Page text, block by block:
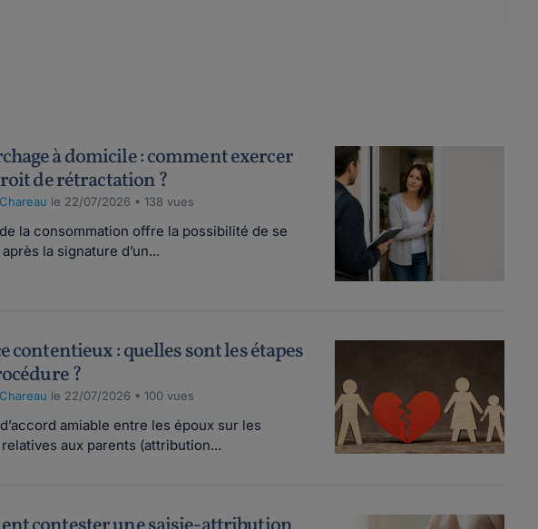
à domicile : comment exercer
de rétractation ?
le 22/07/2026 • 138 vues
la consommation offre la possibilité de se
la signature d’un...
contentieux : quelles sont les étapes
?
le 22/07/2026 • 100 vues
amiable entre les époux sur les
aux parents (attribution...